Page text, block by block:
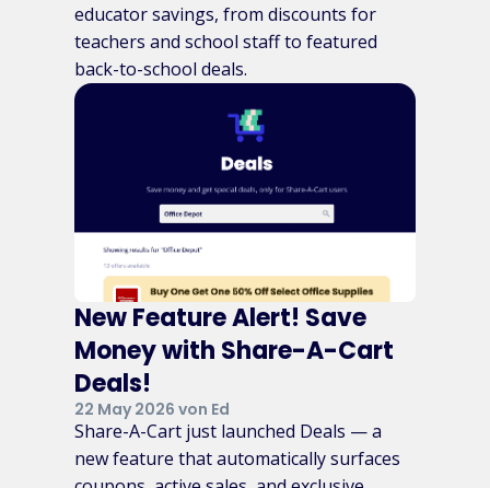
educator savings, from discounts for
teachers and school staff to featured
back-to-school deals.
New Feature Alert! Save
Money with Share-A-Cart
Deals!
22 May 2026 von Ed
Share-A-Cart just launched Deals — a
new feature that automatically surfaces